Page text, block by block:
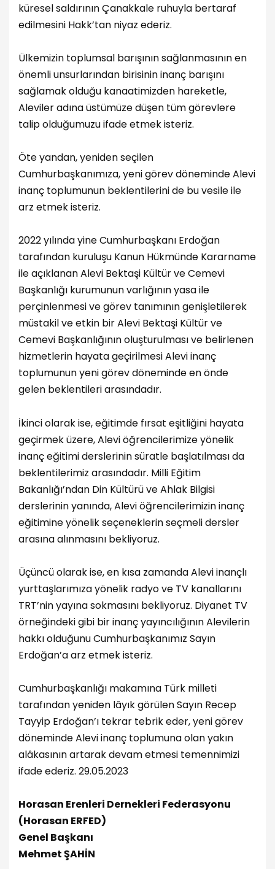
küresel saldırının Çanakkale ruhuyla bertaraf
edilmesini Hakk’tan niyaz ederiz.
Ülkemizin toplumsal barışının sağlanmasının en
önemli unsurlarından birisinin inanç barışını
sağlamak olduğu kanaatimizden hareketle,
Aleviler adına üstümüze düşen tüm görevlere
talip olduğumuzu ifade etmek isteriz.
Öte yandan, yeniden seçilen
Cumhurbaşkanımıza, yeni görev döneminde Alevi
inanç toplumunun beklentilerini de bu vesile ile
arz etmek isteriz.
2022 yılında yine Cumhurbaşkanı Erdoğan
tarafından kuruluşu Kanun Hükmünde Kararname
ile açıklanan Alevi Bektaşi Kültür ve Cemevi
Başkanlığı kurumunun varlığının yasa ile
perçinlenmesi ve görev tanımının genişletilerek
müstakil ve etkin bir Alevi Bektaşi Kültür ve
Cemevi Başkanlığının oluşturulması ve belirlenen
hizmetlerin hayata geçirilmesi Alevi inanç
toplumunun yeni görev döneminde en önde
gelen beklentileri arasındadır.
İkinci olarak ise, eğitimde fırsat eşitliğini hayata
geçirmek üzere, Alevi öğrencilerimize yönelik
inanç eğitimi derslerinin süratle başlatılması da
beklentilerimiz arasındadır. Milli Eğitim
Bakanlığı’ndan Din Kültürü ve Ahlak Bilgisi
derslerinin yanında, Alevi öğrencilerimizin inanç
eğitimine yönelik seçeneklerin seçmeli dersler
arasına alınmasını bekliyoruz.
Üçüncü olarak ise, en kısa zamanda Alevi inançlı
yurttaşlarımıza yönelik radyo ve TV kanallarını
TRT’nin yayına sokmasını bekliyoruz. Diyanet TV
örneğindeki gibi bir inanç yayıncılığının Alevilerin
hakkı olduğunu Cumhurbaşkanımız Sayın
Erdoğan’a arz etmek isteriz.
Cumhurbaşkanlığı makamına Türk milleti
tarafından yeniden lâyık görülen Sayın Recep
Tayyip Erdoğan’ı tekrar tebrik eder, yeni görev
döneminde Alevi inanç toplumuna olan yakın
alâkasının artarak devam etmesi temennimizi
ifade ederiz. 29.05.2023
Horasan Erenleri Dernekleri Federasyonu
(Horasan ERFED)
Genel Başkanı
Mehmet ŞAHİN